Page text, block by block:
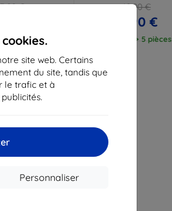
site web. Certains
du site, tandis que
le trafic et à
Personnaliser
€
> 5 pièces
19,90 €
17,90 €
En stock > 5 pièces